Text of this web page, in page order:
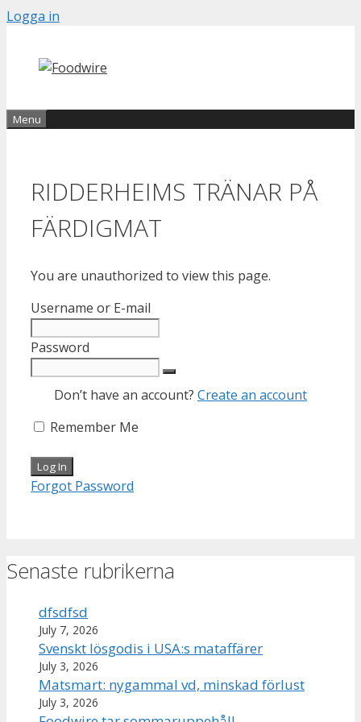
Skip
content
Logga in
Menu
RIDDERHEIMS TRÄNAR PÅ
FÄRDIGMAT
You are unauthorized to view this page.
Username or E-mail
Password
Don’t have an account? Create an account
Remember Me
Forgot Password
Senaste rubrikerna
dfsdfsd
July 7, 2026
Svenskt lösgodis i USA:s mataffärer
July 3, 2026
Matsmart: nygammal vd, minskad förlust
July 3, 2026